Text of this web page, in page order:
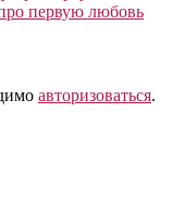
первую любовь
авторизоваться.